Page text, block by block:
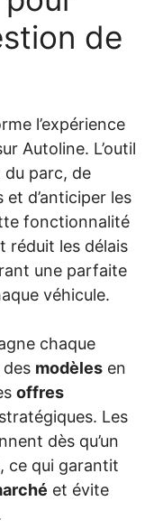
de
l’expérience
Autoline. L’outil
du parc, de
d’anticiper les
fonctionnalité
réduit les délais
une parfaite
véhicule.
chaque
des modèles en
offres
Les
dès qu’un
ce qui garantit
et évite